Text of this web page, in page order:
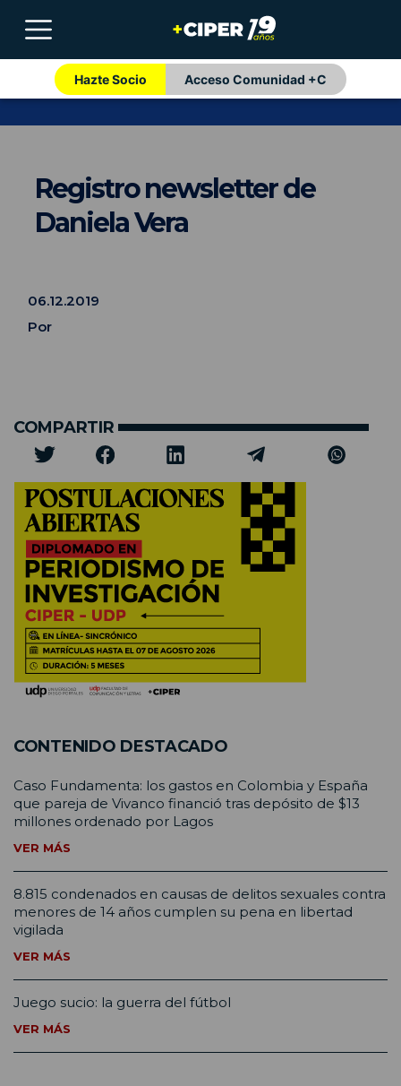
Hazte Socio Acceso Comunidad +C
Registro newsletter de
Daniela Vera
06.12.2019
Por
COMPARTIR
CONTENIDO DESTACADO
Caso Fundamenta: los gastos en Colombia y España
que pareja de Vivanco financió tras depósito de $13
millones ordenado por Lagos
VER MÁS
8.815 condenados en causas de delitos sexuales contra
menores de 14 años cumplen su pena en libertad
vigilada
VER MÁS
Juego sucio: la guerra del fútbol
VER MÁS